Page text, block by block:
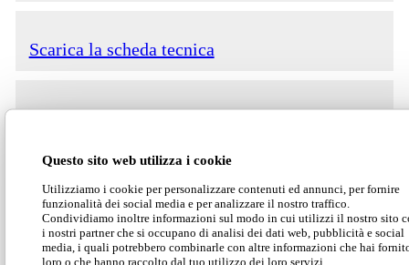
Questo sito web utilizza i cookie
Utilizziamo i cookie per personalizzare contenuti ed annunci, per fornire
funzionalità dei social media e per analizzare il nostro traffico.
Condividiamo inoltre informazioni sul modo in cui utilizzi il nostro sito
i nostri partner che si occupano di analisi dei dati web, pubblicità e social
media, i quali potrebbero combinarle con altre informazioni che hai
loro o che hanno raccolto dal tuo utilizzo dei loro servizi.
Scarica la scheda tecnica
Atena massimizza il comfort del divano letto, può
ospitare materassi di varie misure, da singolo a
matrimoniale, e allo stesso tempo ha un ingombro